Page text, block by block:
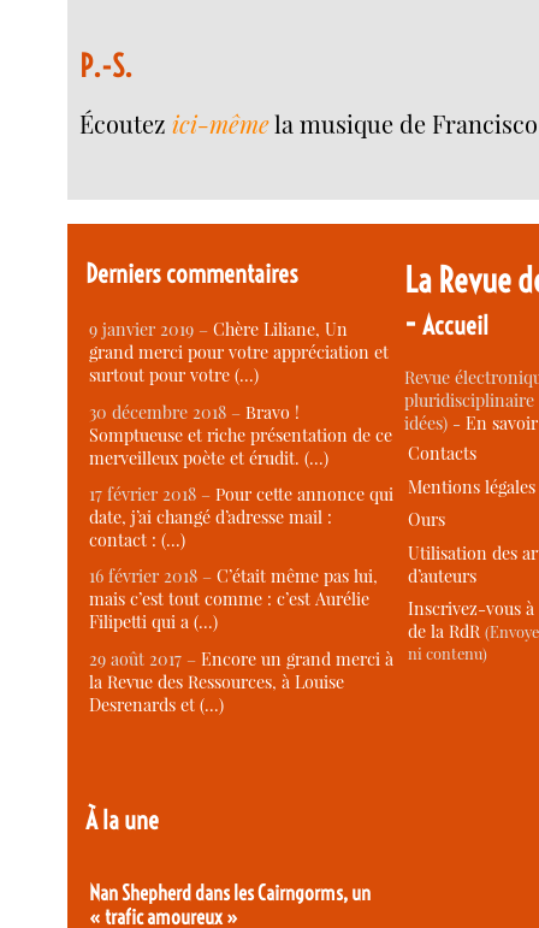
P.-S.
Écoutezici-mêmela musique de
Derniers commentaires
9 janvier 2019 –Chère Liliane, Un
grand merci pour votre appréciation et
surtout pour votre (…)
30 décembre 2018 –Bravo !
Somptueuse et riche présentation de ce
merveilleux poète et érudit. (…)
17 février 2018 –Pour cette annonce qui
date, j’ai changé d’adresse mail :
contact : (…)
16 février 2018 –C’était même pas lui,
mais c’est tout comme : c’est Aurélie
Filipetti qui a (…)
29 août 2017 –Encore un grand merci à
la Revue des Ressources, à Louise
Desrenards et (…)
À la une
Nan Shepherd dans les Cairngorms, un
« trafic amoureux »
La Revue
-Accueil
Revue
idées) -En
Contacts
Mentions légales
Ours
Utilisation des
d’auteurs
Inscrivez-vous
de la RdR
ni contenu)